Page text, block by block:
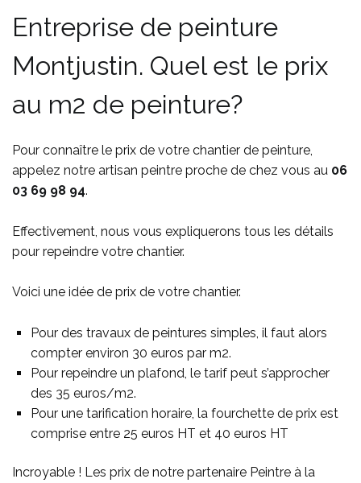
Entreprise de peinture
Montjustin. Quel est le prix
au m2 de peinture?
Pour connaître le prix de votre chantier de peinture,
appelez notre artisan peintre proche de chez vous au 06
03 69 98 94.
Effectivement, nous vous expliquerons tous les détails
pour repeindre votre chantier.
Voici une idée de prix de votre chantier.
Pour des travaux de peintures simples, il faut alors
compter environ 30 euros par m2.
Pour repeindre un plafond, le tarif peut s’approcher
des 35 euros/m2.
Pour une tarification horaire, la fourchette de prix est
comprise entre 25 euros HT et 40 euros HT
Incroyable ! Les prix de notre partenaire Peintre à la